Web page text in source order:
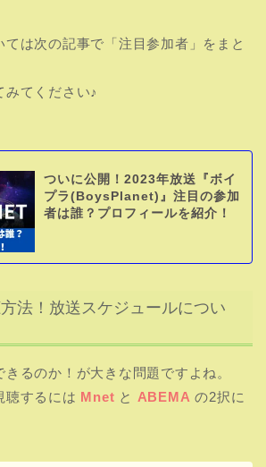
は次の記事で「注目参加者」をまと
みてください♪
ついに公開！2023年放送『ボイ
プラ(BoysPlanet)』注目の参加
者は誰？プロフィールを紹介！
法！放送スケジュールについ
るのか！が大きな問題ですよね。
聴するには Mnet と ABEMA の2択に